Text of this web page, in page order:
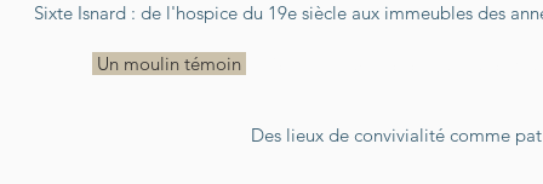
Sixte Isnard : de l'hospice du 19e siècle aux immeubles des
Un moulin témoin
Des lieux de convivialité comme